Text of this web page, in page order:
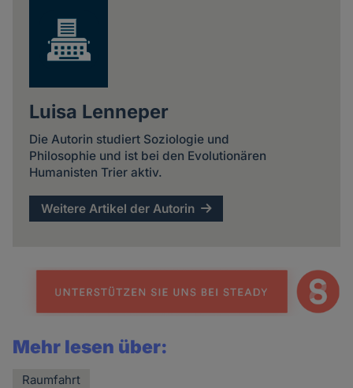
Luisa Lenneper
Die Autorin studiert Soziologie und
Philosophie und ist bei den Evolutionären
Humanisten Trier aktiv.
Weitere Artikel der Autorin
Mehr lesen über:
Raumfahrt